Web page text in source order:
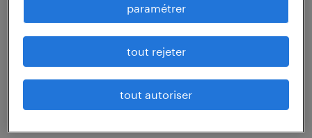
moissac, tarn-et-garonne
intérim
paramétrer
tout rejeter
tout autoriser